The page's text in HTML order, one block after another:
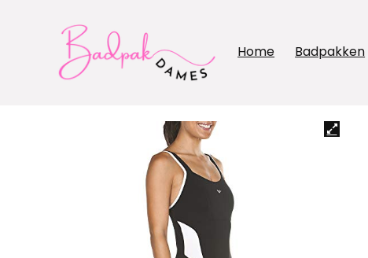
Home Badpakken